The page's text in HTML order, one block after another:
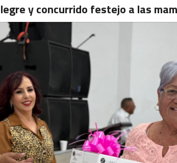
y concurrido festejo a las